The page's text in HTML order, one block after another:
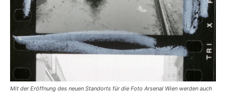
Mit der Eröffnung des neuen Standorts für die Foto Arsenal Wien werden auch